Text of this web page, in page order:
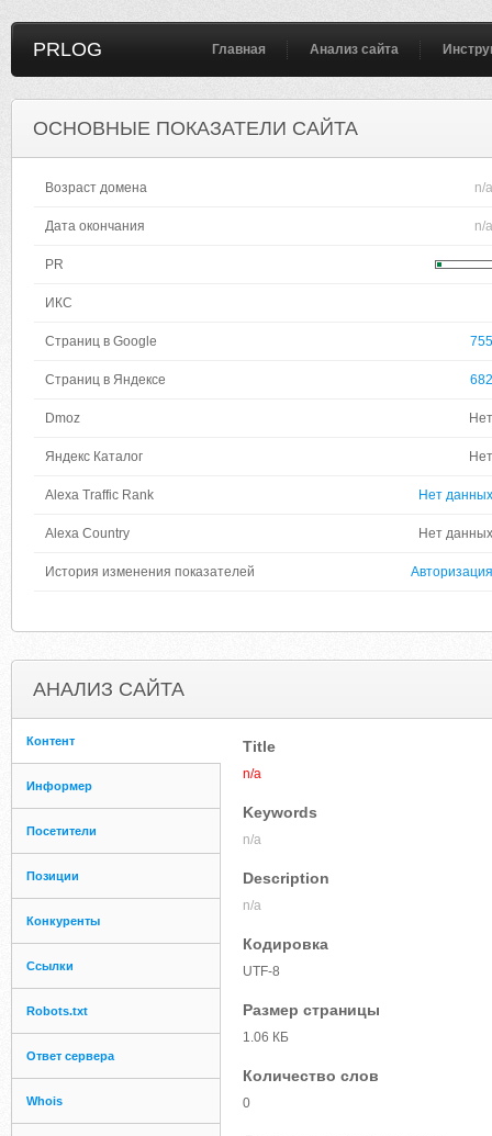
PRLOG Главная Анализ сайта
ОСНОВНЫЕ ПОКАЗАТЕЛИ САЙТА
Возраст домена n/a
Дата окончания n/a
PR
ИКС
Страниц в Google 755
Страниц в Яндексе 682
Dmoz Нет
Яндекс Каталог Нет
Alexa Traffic Rank Нет данных
Alexa Country Нет данных
История изменения показателей Авторизация
АНАЛИЗ САЙТА
Контент
Информер
Посетители
Позиции
Конкуренты
Ссылки
Robots.txt
Ответ сервера
Whois
Title
n/a
Keywords
n/a
Description
n/a
Кодировка
UTF-8
Размер страницы
1.06 КБ
Количество слов
0